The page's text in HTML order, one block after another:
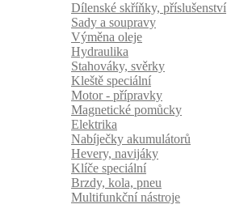
Dílenské skříňky, příslušenství
Sady a soupravy
Výměna oleje
Hydraulika
Stahováky, svěrky
Kleště speciální
Motor - přípravky
Magnetické pomůcky
Elektrika
Nabíječky akumulátorů
Hevery, navijáky
Klíče speciální
Brzdy, kola, pneu
Multifunkční nástroje